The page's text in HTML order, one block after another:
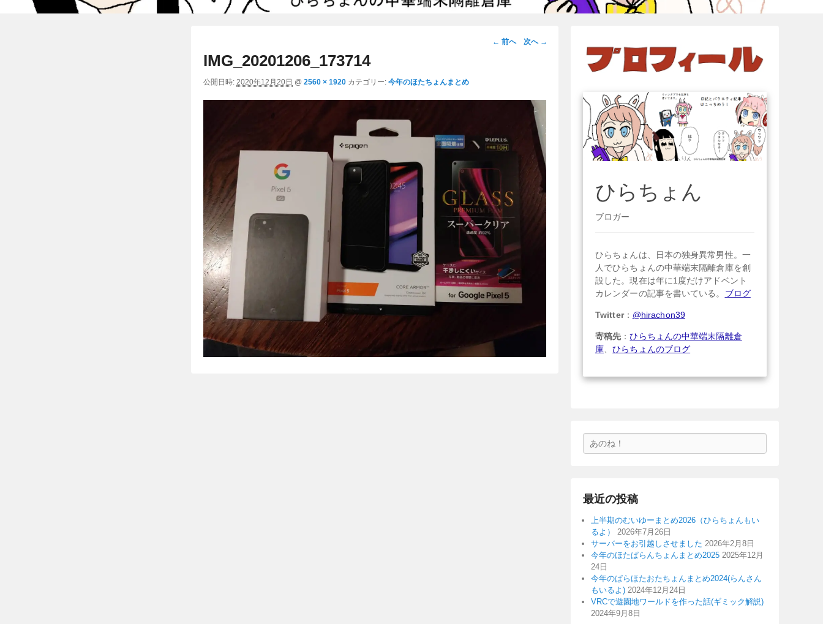
画
ゲ
ョ
← 前へ 次へ →
IMG_20201206_173714
公開日時: 2020年12月20日 @ 2560 × 1920 カテゴリー: 今年のほたちょんまとめ
ひらちょん
ブロガー
ひらちょんは、日本の独身異常男性。一
人でひらちょんの中華端末隔離倉庫を創
設した。現在は年に1度だけアドベント
カレンダーの記事を書いている。 ブログ
Twitter： @hirachon39
寄稿先 ：ひらちょんの中華端末隔離倉
庫 、ひらちょんのブログ
索
最近の投稿
上半期のむいゆーまとめ2026（ひらちょんもい
るよ）
2026年7月26日
サーバーをお引越しさせました 2026年2月8日
今年のほたぱらんちょんまとめ2025 2025年12月
24日
今年のぱらほたおたちょんまとめ2024(らんさん
もいるよ) 2024年12月24日
VRCで遊園地ワールドを作った話(ギミック解説)
2024年9月8日